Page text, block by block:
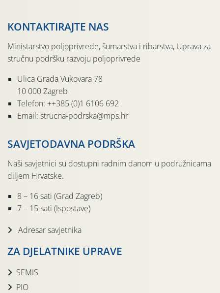
KONTAKTIRAJTE NAS
Ministarstvo poljoprivrede, šumarstva i ribarstva, Uprava za
stručnu podršku razvoju poljoprivrede
Ulica Grada Vukovara 78
10 000 Zagreb
Telefon: ++385 (0)1 6106 692
Email: strucna-podrska@mps.hr
SAVJETODAVNA PODRŠKA
Naši savjetnici su dostupni radnim danom u podružnicama
diljem Hrvatske.
8 – 16 sati (Grad Zagreb)
7 – 15 sati (Ispostave)
Adresar savjetnika
ZA DJELATNIKE UPRAVE
SEMIS
PIO